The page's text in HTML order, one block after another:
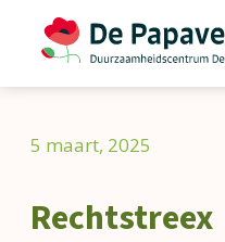
content5 maart, 2025
Rechtstreex